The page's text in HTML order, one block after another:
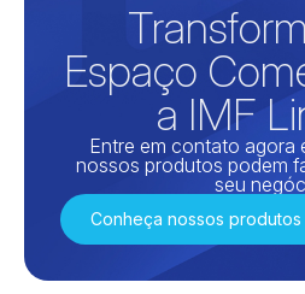
Espaço
a IMF
Entre em contato agora
nossos produtos podem
seu
Conheça nossos produtos